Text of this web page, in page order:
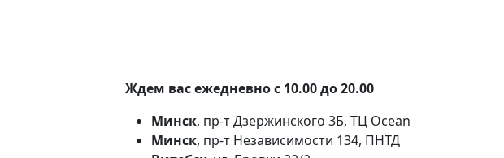
Ждем вас ежедневно с 10.00 до 20.00
Минск, пр-т Дзержинского 3Б, ТЦ Ocean
Минск, пр-т Независимости 134, ПНТД